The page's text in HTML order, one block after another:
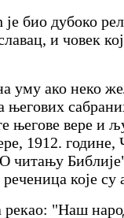
био дубоко
и човек
уму ако неко
његове вере и
1912. године,
читању
које су
рекао: "Наш